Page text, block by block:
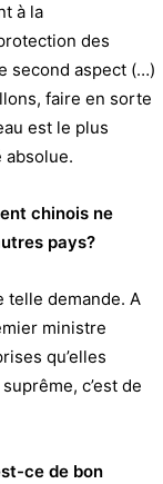
à la
des
second aspect (…)
faire en sorte
est le plus
absolue.
chinois ne
pays?
telle demande. A
ministre
qu’elles
c’est de
ce de bon